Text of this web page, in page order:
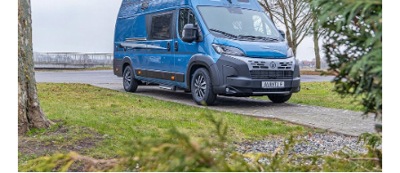
21
kl.
12.46.54.jpg
19
kl.
14.26.17.jpg